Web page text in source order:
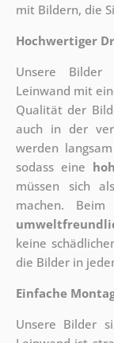
mit Bildern, die
Hochwertiger
Unsere Bilder
Leinwand mit
Qualität der
auch in der
werden
sodass eine
müssen sich
machen.
keine
die Bilder in
Einfache
Unsere Bilder